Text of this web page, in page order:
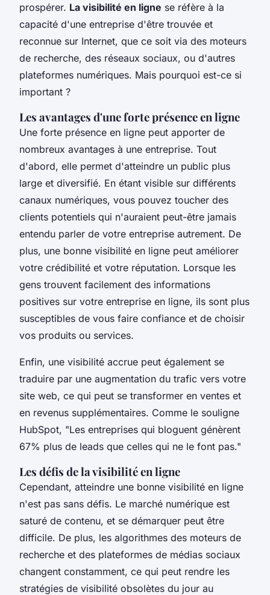
prospérer. La visibilité en ligne se réfère à la
capacité d'une entreprise d'être trouvée et
reconnue sur Internet, que ce soit via des moteurs
de recherche, des réseaux sociaux, ou d'autres
plateformes numériques. Mais pourquoi est-ce si
important ?
Les avantages d'une forte présence en ligne
Une forte présence en ligne peut apporter de
nombreux avantages à une entreprise. Tout
d'abord, elle permet d'atteindre un public plus
large et diversifié. En étant visible sur différents
canaux numériques, vous pouvez toucher des
clients potentiels qui n'auraient peut-être jamais
entendu parler de votre entreprise autrement. De
plus, une bonne visibilité en ligne peut améliorer
votre crédibilité et votre réputation. Lorsque les
gens trouvent facilement des informations
positives sur votre entreprise en ligne, ils sont plus
susceptibles de vous faire confiance et de choisir
vos produits ou services.
Enfin, une visibilité accrue peut également se
traduire par une augmentation du trafic vers votre
site web, ce qui peut se transformer en ventes et
en revenus supplémentaires. Comme le souligne
HubSpot, "Les entreprises qui bloguent génèrent
67% plus de leads que celles qui ne le font pas."
Les défis de la visibilité en ligne
Cependant, atteindre une bonne visibilité en ligne
n'est pas sans défis. Le marché numérique est
saturé de contenu, et se démarquer peut être
difficile. De plus, les algorithmes des moteurs de
recherche et des plateformes de médias sociaux
changent constamment, ce qui peut rendre les
stratégies de visibilité obsolètes du jour au